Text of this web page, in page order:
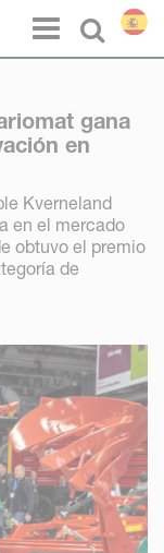
Select
Menu
gana
en
Kverneland
en el mercado
obtuvo el premio
de